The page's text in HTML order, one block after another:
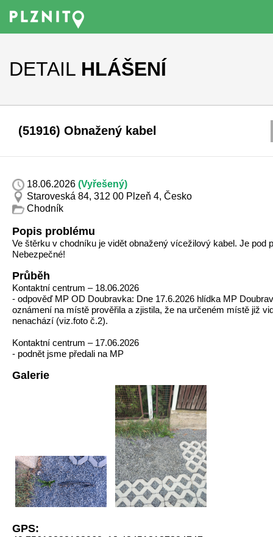
DETAIL HLÁŠENÍ
(51916) Obnažený kabel
18.06.2026 (Vyřešený)
Staroveská 84, 312 00 Plzeň 4, Česko
Chodník
Popis problému
Ve štěrku v chodníku je vidět obnažený vícežilový kabel. Je pod
Nebezpečné!
Průběh
Kontaktní centrum – 18.06.2026
- odpověď MP OD Doubravka: Dne 17.6.2026 hlídka MP
oznámení na místě prověřila a zjistila, že na určeném místě již
nenachází (viz.foto č.2).
Kontaktní centrum – 17.06.2026
- podnět jsme předali na MP
Galerie
GPS: